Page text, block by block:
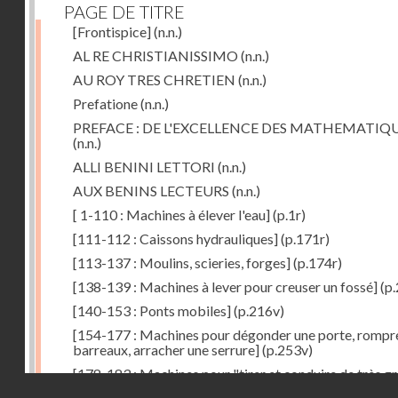
PAGE DE TITRE
[Frontispice](n.n.)
AL RE CHRISTIANISSIMO (n.n.)
AU ROY TRES CHRETIEN (n.n.)
Prefatione(n.n.)
PREFACE : DE L'EXCELLENCE DES
(n.n.)
ALLI BENINI LETTORI (n.n.)
AUX BENINS LECTEURS (n.n.)
[ 1-110 : Machines à élever l'eau](p.1r)
[111-112 : Caissons hydrauliques](p.171r)
[113-137 : Moulins, scieries, forges](p.174r)
[138-139 : Machines à lever pour creuser un fossé]
[140-153 : Ponts mobiles](p.216v)
[154-177 : Machines pour dégonder une porte,
barreaux, arracher une serrure](p.253v)
[178-183 : Machines pour "tirer et conduire de très